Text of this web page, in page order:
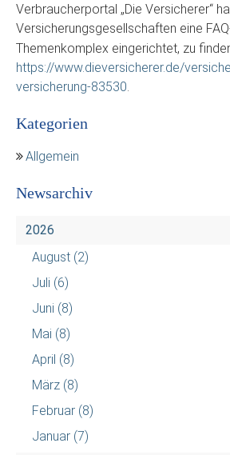
Verbraucherportal „Die Versicherer“
Versicherungsgesellschaften eine
Themenkomplex eingerichtet, zu
https://www.dieversicherer.de/
versicherung-83530.
Kategorien
Allgemein
Newsarchiv
2026
August (2)
Juli (6)
Juni (8)
Mai (8)
April (8)
März (8)
Februar (8)
Januar (7)